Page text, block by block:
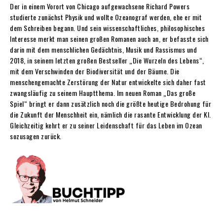
Der in einem Vorort von Chicago aufgewachsene Richard Powers
studierte zunächst Physik und wollte Ozeanograf werden, ehe er mit
dem Schreiben begann. Und sein wissenschaftliches, philosophisches
Interesse merkt man seinen großen Romanen auch an, er befasste sich
darin mit dem menschlichen Gedächtnis, Musik und Rassismus und
2018, in seinem letzten großen Bestseller „Die Wurzeln des Lebens“,
mit dem Verschwinden der Biodiversität und der Bäume. Die
menschengemachte Zerstörung der Natur entwickelte sich daher fast
zwangsläufig zu seinem Hauptthema. Im neuen Roman „Das große
Spiel“ bringt er dann zusätzlich noch die größte heutige Bedrohung für
die Zukunft der Menschheit ein, nämlich die rasante Entwicklung der KI.
Gleichzeitig kehrt er zu seiner Leidenschaft für das Leben im Ozean
sozusagen zurück.